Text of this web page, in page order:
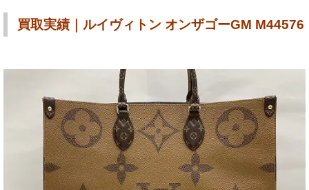
買取実績｜ルイヴィトン オンザゴーGM M44576